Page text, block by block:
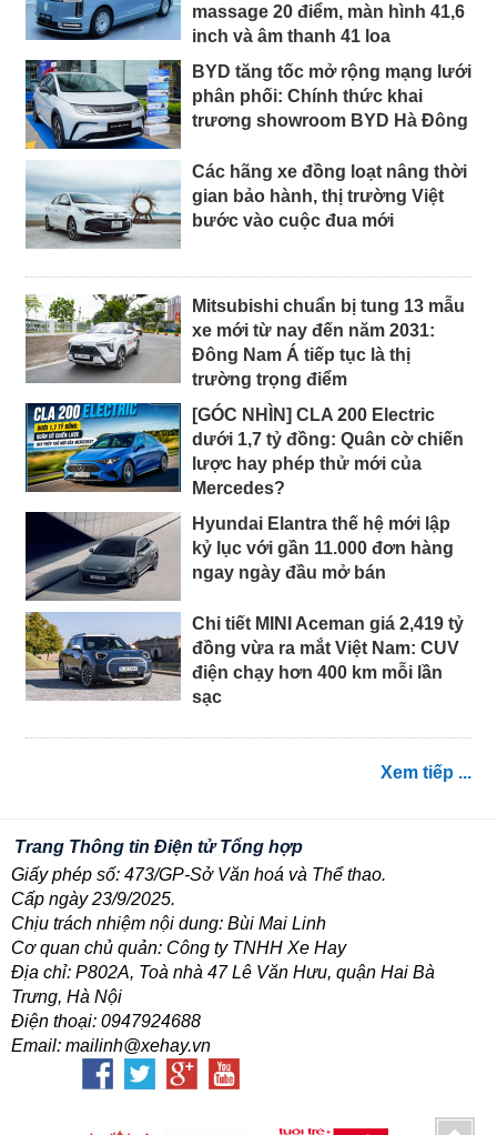
massage 20 điểm, màn hình 41,6
inch và âm thanh 41 loa
BYD tăng tốc mở rộng mạng lưới
phân phối: Chính thức khai
trương showroom BYD Hà Đông
Các hãng xe đồng loạt nâng thời
gian bảo hành, thị trường Việt
bước vào cuộc đua mới
Mitsubishi chuẩn bị tung 13 mẫu
xe mới từ nay đến năm 2031:
Đông Nam Á tiếp tục là thị
trường trọng điểm
[GÓC NHÌN] CLA 200 Electric
dưới 1,7 tỷ đồng: Quân cờ chiến
lược hay phép thử mới của
Mercedes?
Hyundai Elantra thế hệ mới lập
kỷ lục với gần 11.000 đơn hàng
ngay ngày đầu mở bán
Chi tiết MINI Aceman giá 2,419 tỷ
đồng vừa ra mắt Việt Nam: CUV
điện chạy hơn 400 km mỗi lần
sạc
Xem tiếp ...
Trang Thông tin Điện tử Tổng hợp
Giấy phép số: 473/GP-Sở Văn hoá và Thể thao.
Cấp ngày 23/9/2025.
Chịu trách nhiệm nội dung: Bùi Mai Linh
Cơ quan chủ quản: Công ty TNHH Xe Hay
Địa chỉ: P802A, Toà nhà 47 Lê Văn Hưu, quận Hai Bà
Trưng, Hà Nội
Điện thoại: 0947924688
Email: mailinh@xehay.vn